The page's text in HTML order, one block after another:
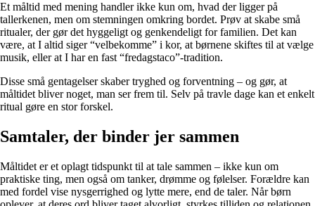
Et måltid med mening handler ikke kun om, hvad der ligger på
tallerkenen, men om stemningen omkring bordet. Prøv at skabe små
ritualer, der gør det hyggeligt og genkendeligt for familien. Det kan
være, at I altid siger “velbekomme” i kor, at børnene skiftes til at vælge
musik, eller at I har en fast “fredagstaco”-tradition.
Disse små gentagelser skaber tryghed og forventning – og gør, at
måltidet bliver noget, man ser frem til. Selv på travle dage kan et enkelt
ritual gøre en stor forskel.
Samtaler, der binder jer sammen
Måltidet er et oplagt tidspunkt til at tale sammen – ikke kun om
praktiske ting, men også om tanker, drømme og følelser. Forældre kan
med fordel vise nysgerrighed og lytte mere, end de taler. Når børn